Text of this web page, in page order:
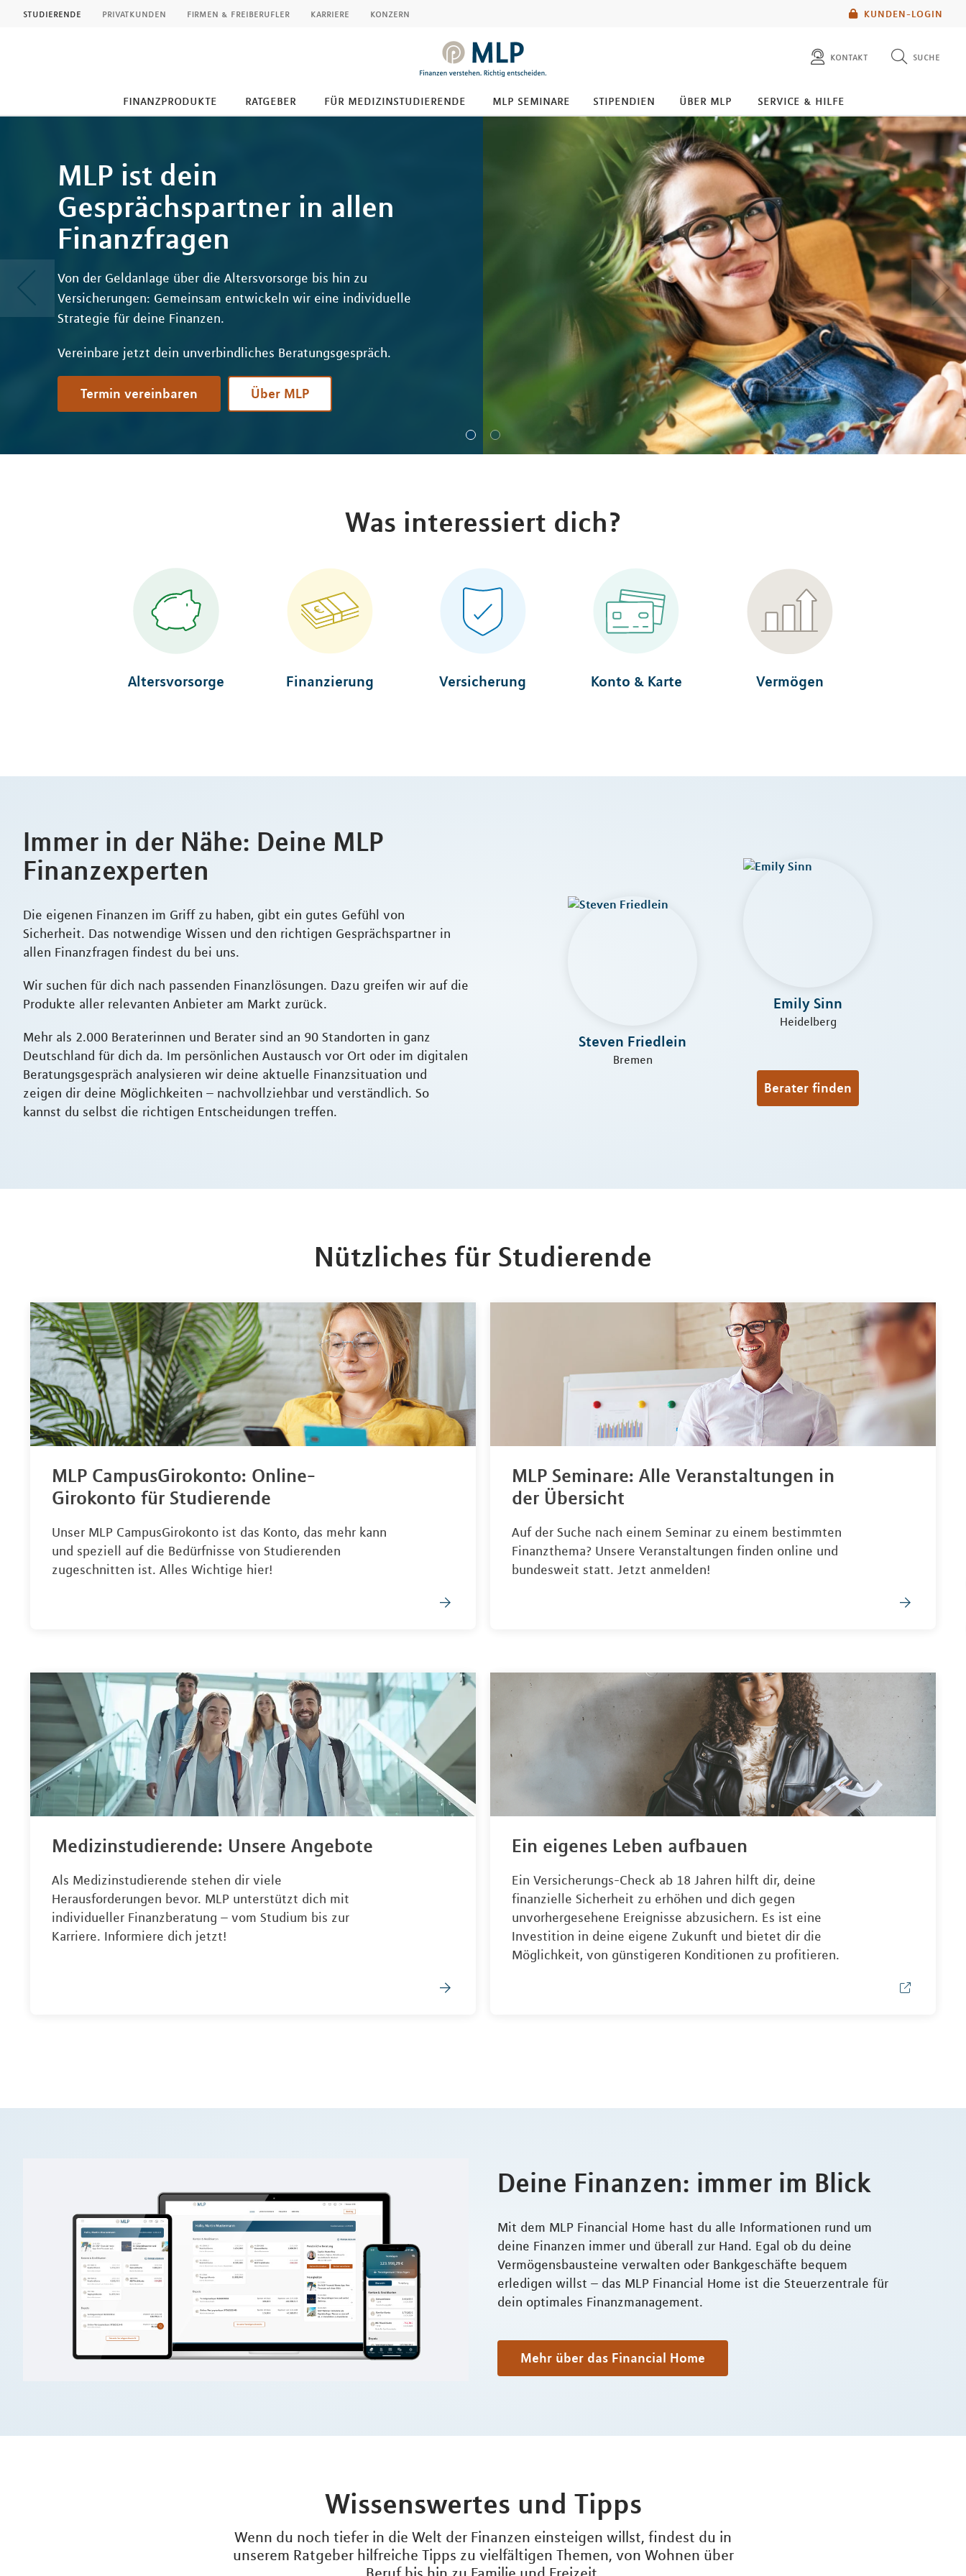
KUNDEN-LOGIN
studierende privatkunden firmen & freiberufler karriere konzern
kontakt suche
diese website durchsuchen
mlp berater finden
finanzprodukte ratgeber für medizinstudierende mlp seminare stipendien über mlp service & hilfe
MLP ist dein
Gesprächspartner in allen
Finanzfragen
Von der Geldanlage über die Altersvorsorge bis hin zu
Versicherungen: Gemeinsam entwickeln wir eine individuelle
Strategie für deine Finanzen.
Vereinbare jetzt dein unverbindliches Beratungsgespräch.
Termin vereinbaren Über MLP
Was interessiert dich?
Altersvorsorge Finanzierung Versicherung Konto & Karte Vermögen
Steven Friedlein
Bremen
Emily Sinn
Heidelberg
Berater finden
Immer in der Nähe: Deine MLP
Finanzexperten
Die eigenen Finanzen im Griff zu haben, gibt ein gutes Gefühl von
Sicherheit. Das notwendige Wissen und den richtigen Gesprächspartner in
allen Finanzfragen findest du bei uns.
Wir suchen für dich nach passenden Finanzlösungen. Dazu greifen wir auf die
Produkte aller relevanten Anbieter am Markt zurück.
Mehr als 2.000 Beraterinnen und Berater sind an 90 Standorten in ganz
Deutschland für dich da. Im persönlichen Austausch vor Ort oder im digitalen
Beratungsgespräch analysieren wir deine aktuelle Finanzsituation und
zeigen dir deine Möglichkeiten – nachvollziehbar und verständlich. So
kannst du selbst die richtigen Entscheidungen treffen.
Nützliches für Studierende
MLP CampusGirokonto: Online-
Girokonto für Studierende
Unser MLP CampusGirokonto ist das Konto, das mehr kann
und speziell auf die Bedürfnisse von Studierenden
zugeschnitten ist. Alles Wichtige hier!
MLP Seminare: Alle Veranstaltungen in
der Übersicht
Auf der Suche nach einem Seminar zu einem bestimmten
Finanzthema? Unsere Veranstaltungen finden online und
bundesweit statt. Jetzt anmelden!
Medizinstudierende: Unsere Angebote
Als Medizinstudierende stehen dir viele
Herausforderungen bevor. MLP unterstützt dich mit
individueller Finanzberatung – vom Studium bis zur
Karriere. Informiere dich jetzt!
Ein eigenes Leben aufbauen
Ein Versicherungs-Check ab 18 Jahren hilft dir, deine
finanzielle Sicherheit zu erhöhen und dich gegen
unvorhergesehene Ereignisse abzusichern. Es ist eine
Investition in deine eigene Zukunft und bietet dir die
Möglichkeit, von günstigeren Konditionen zu profitieren.
Deine Finanzen: immer im Blick
Mit dem MLP Financial Home hast du alle Informationen rund um
deine Finanzen immer und überall zur Hand. Egal ob du deine
Vermögensbausteine verwalten oder Bankgeschäfte bequem
erledigen willst – das MLP Financial Home ist die Steuerzentrale für
dein optimales Finanzmanagement.
Mehr über das Financial Home
Wissenswertes und Tipps
Wenn du noch tiefer in die Welt der Finanzen einsteigen willst, findest du in
unserem Ratgeber hilfreiche Tipps zu vielfältigen Themen, von Wohnen über